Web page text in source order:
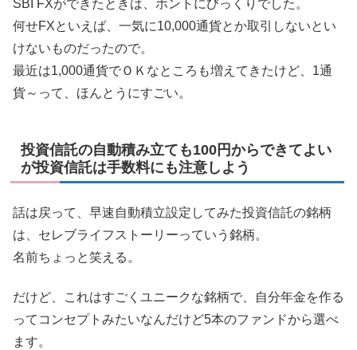
SBI FXができたときは、ホントにびっくりでした。
何せFXといえば、一気に10,000通貨とか取引しないとい
けないものだったので。
最近は1,000通貨でＯＫなところも増えてきたけど、1通
貨～って、ほんとうにすごい。
投資信託の自動積み立ても100円からできてよい
が投資信託は手数料にも注意しよう
話は戻って、早速自動積立設定してみた投資信託の銘柄
は、セレブライフストーリーっていう銘柄。
名前ちょっと笑える。
だけど、これはすごくユニークな銘柄で、自分年金を作る
ってコンセプトみたいなんだけど5本のファンドから選べ
ます。